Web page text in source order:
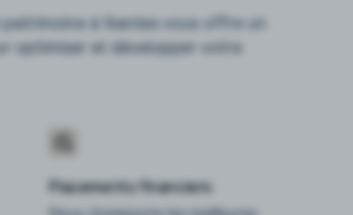
à Nantes vous offre un
optimiser et développer votre
Placements financiers